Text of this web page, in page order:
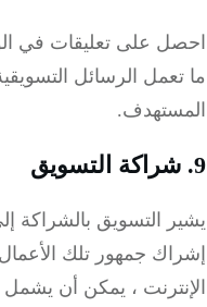
على تعليقات في
الرسائل
التسويق بالشراكة
جمهور تلك الأعمال.
، يمكن أن يشمل